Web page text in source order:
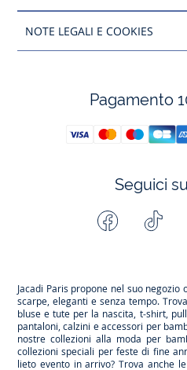
NOTE LEGALI E COOKIES
Pagamento
Seguici
Facebook
Jacadi Paris propone nel suo
scarpe, eleganti e senza tempo.
bluse e tute per la nascita, t-shirt,
pantaloni, calzini e accessori per
nostre collezioni alla moda per
collezioni speciali per feste di fine
lieto evento in arrivo? Trova anche